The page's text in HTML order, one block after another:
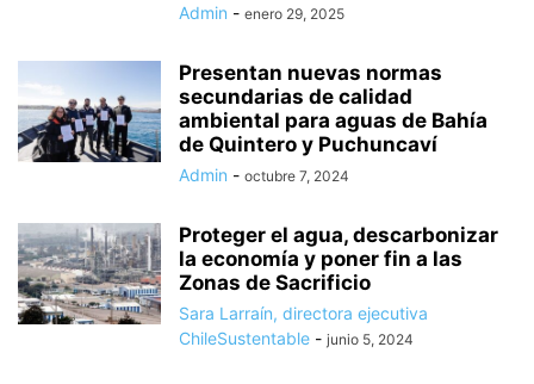
Admin - enero 29, 2025
Presentan nuevas normas
secundarias de calidad
ambiental para aguas de Bahía
de Quintero y Puchuncaví
Admin - octubre 7, 2024
Proteger el agua, descarbonizar
la economía y poner fin a las
Zonas de Sacrificio
Sara Larraín, directora ejecutiva
ChileSustentable - junio 5, 2024